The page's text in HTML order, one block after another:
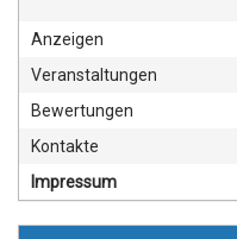
Anzeigen
Veranstaltungen
Bewertungen
Kontakte
Impressum